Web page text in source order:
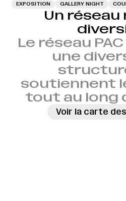
EXPOSITION GALLERY NIGHT
Un
Le réseau
une
soutiennent
tout au long
Voir la carte